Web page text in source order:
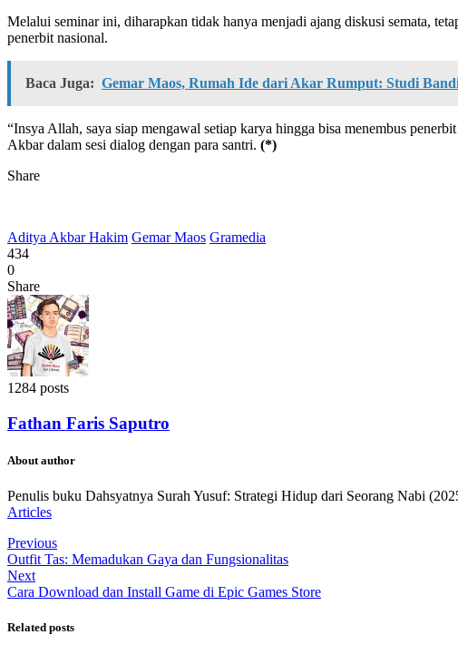
Melalui seminar ini, diharapkan tidak hanya menjadi ajang diskusi semata,
penerbit nasional.
Baca Juga: Gemar Maos, Rumah Ide dari Akar Rumput: Studi
“Insya Allah, saya siap mengawal setiap karya hingga bisa menembus
Akbar dalam sesi dialog dengan para santri. (*)
Share
Aditya Akbar Hakim Gemar Maos Gramedia
434
0
Share
1284 posts
Fathan Faris Saputro
About author
Penulis buku Dahsyatnya Surah Yusuf: Strategi Hidup dari Seorang Nabi
Articles
Previous
Outfit Tas: Memadukan Gaya dan Fungsionalitas
Next
Cara Download dan Install Game di Epic Games Store
Related posts